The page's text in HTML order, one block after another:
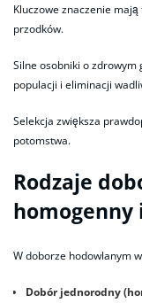
Kluczowe znaczenie
przodków.
Silne osobniki o zdrowym
populacji i eliminacji
Selekcja zwiększa
potomstwa.
Rodzaje
homogenny
W doborze hodowlanym
Dobór jednorodny